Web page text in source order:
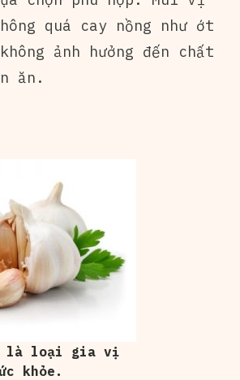
quá cay nồng như ớt
ảnh hưởng đến chất
ăn.
là loại gia vị
khỏe.